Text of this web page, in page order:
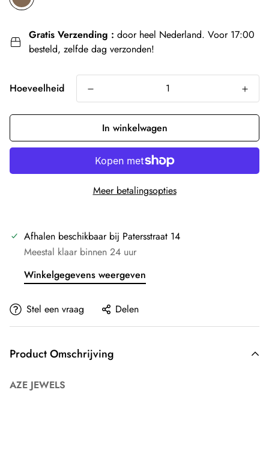
Gratis Verzending : door heel Nederland. Voor 17:00
besteld, zelfde dag verzonden!
Hoeveelheid
In winkelwagen
Meer betalingsopties
Afhalen beschikbaar bij Patersstraat 14
Meestal klaar binnen 24 uur
Winkelgegevens weergeven
Stel een vraag Delen
Product Omschrijving
AZE JEWELS